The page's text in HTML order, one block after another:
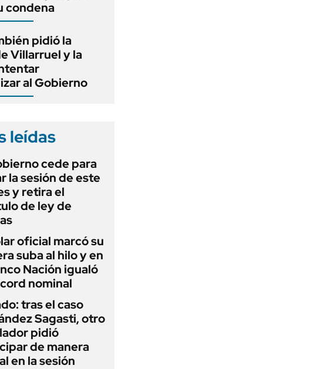
condena
pidió la
Villarruel y la
al Gobierno
leídas
cede para
la sesión de este
y retira el
de ley de
oficial marcó su
suba al hilo y en
Nación igualó
nominal
tras el caso
Sagasti, otro
pidió
de manera
en la sesión